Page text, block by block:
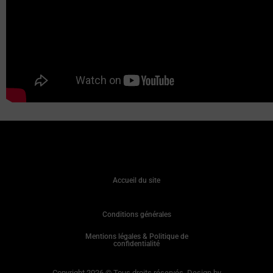
Mentions légales & Politique de
confidentialité
Accueil du site
Conditions générales